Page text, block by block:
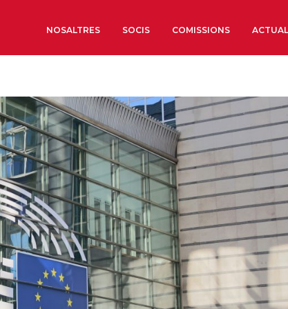
NOSALTRES
Òrgans de Govern
Òrgans Consultius
Estructura Executiva
Institut d’Estudis
Societat Barcelonesa
Econòmics i Socials
Organitzacions
Organitzacions
Coneix més
SOCIS COMISSIONS